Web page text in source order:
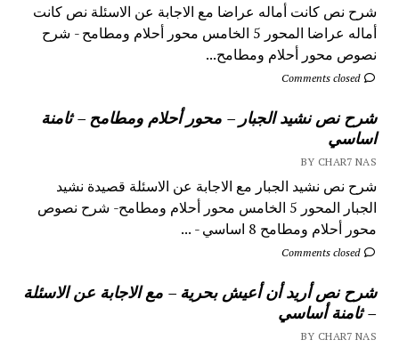
شرح نص كانت أماله عراضا مع الاجابة عن الاسئلة نص كانت
أماله عراضا المحور 5 الخامس محور أحلام ومطامح - شرح
نصوص محور أحلام ومطامح...
Comments closed
شرح نص نشيد الجبار – محور أحلام ومطامح – ثامنة
اساسي
BY CHAR7 NAS
شرح نص نشيد الجبار مع الاجابة عن الاسئلة قصيدة نشيد
الجبار المحور 5 الخامس محور أحلام ومطامح- شرح نصوص
محور أحلام ومطامح 8 اساسي - ...
Comments closed
شرح نص أريد أن أعيش بحرية – مع الاجابة عن الاسئلة
– ثامنة أساسي
BY CHAR7 NAS